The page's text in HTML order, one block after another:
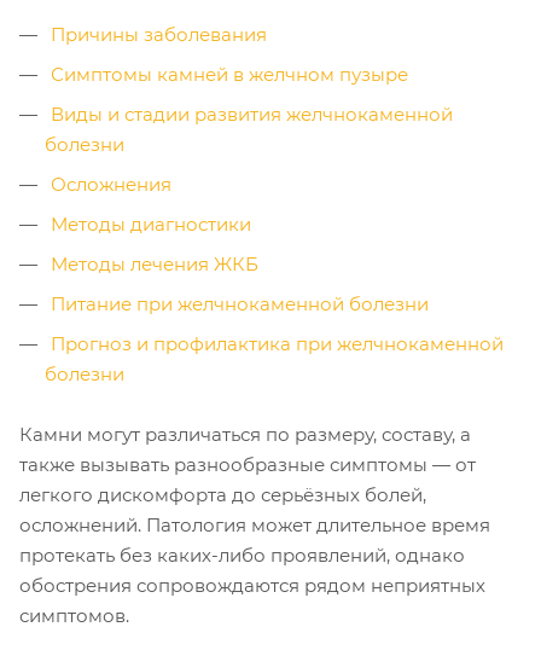
Причины заболевания
Симптомы камней в желчном пузыре
Виды и стадии развития желчнокаменной
болезни
Осложнения
Методы диагностики
Методы лечения ЖКБ
Питание при желчнокаменной болезни
Прогноз и профилактика при желчнокаменной
болезни
Камни могут различаться по размеру, составу, а
также вызывать разнообразные симптомы — от
легкого дискомфорта до серьёзных болей,
осложнений. Патология может длительное время
протекать без каких-либо проявлений, однако
обострения сопровождаются рядом неприятных
симптомов.